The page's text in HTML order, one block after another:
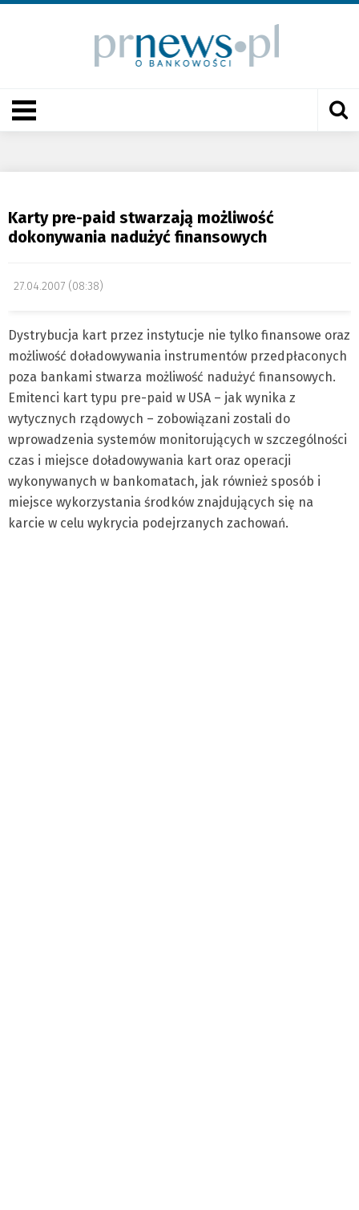
Karty pre-paid stwarzają możliwość
dokonywania nadużyć finansowych
27.04.2007 (08:38)
Dystrybucja kart przez instytucje nie tylko finansowe oraz
możliwość doładowywania instrumentów przedpłaconych
poza bankami stwarza możliwość nadużyć finansowych.
Emitenci kart typu pre-paid w USA – jak wynika z
wytycznych rządowych – zobowiązani zostali do
wprowadzenia systemów monitorujących w szczególności
czas i miejsce doładowywania kart oraz operacji
wykonywanych w bankomatach, jak również sposób i
miejsce wykorzystania środków znajdujących się na
karcie w celu wykrycia podejrzanych zachowań.